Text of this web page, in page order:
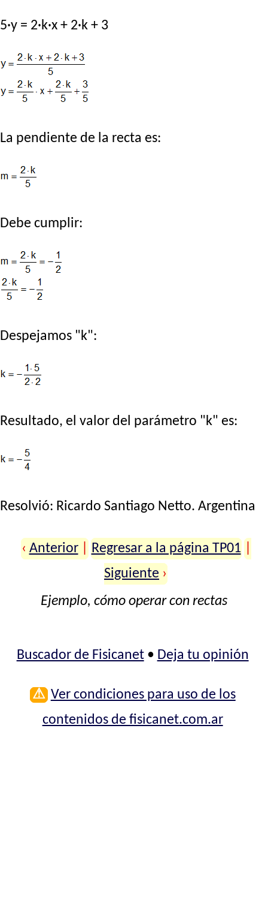
5·y = 2·k·x + 2·k + 3
La pendiente de la recta es:
Debe cumplir:
Despejamos "k":
Resultado, el valor del parámetro "k" es:
Resolvió: Ricardo Santiago Netto. Argentina
‹ Anterior Regresar a la página TP01
Siguiente ›
Ejemplo, cómo operar con rectas
Buscador de Fisicanet• Deja tu opinión
⚠ Ver condiciones para uso de los
contenidos de fisicanet.com.ar